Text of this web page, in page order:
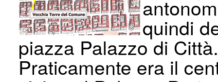
quindi
piazza Palazzo di Città.
Praticamente era il